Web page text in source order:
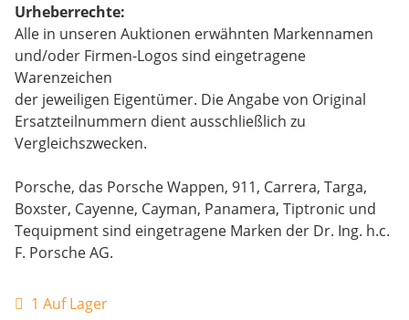
Urheberrechte:
Alle in unseren Auktionen erwähnten Markennamen
und/oder Firmen-Logos sind eingetragene
Warenzeichen
der jeweiligen Eigentümer. Die Angabe von Original
Ersatzteilnummern dient ausschließlich zu
Vergleichszwecken.
Porsche, das Porsche Wappen, 911, Carrera, Targa,
Boxster, Cayenne, Cayman, Panamera, Tiptronic und
Tequipment sind eingetragene Marken der Dr. Ing. h.c.
F. Porsche AG.
1 Auf Lager